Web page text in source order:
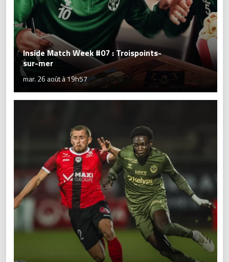
Inside Match Week #07 : Troispoints-
sur-mer
mar. 26 août à 19h57